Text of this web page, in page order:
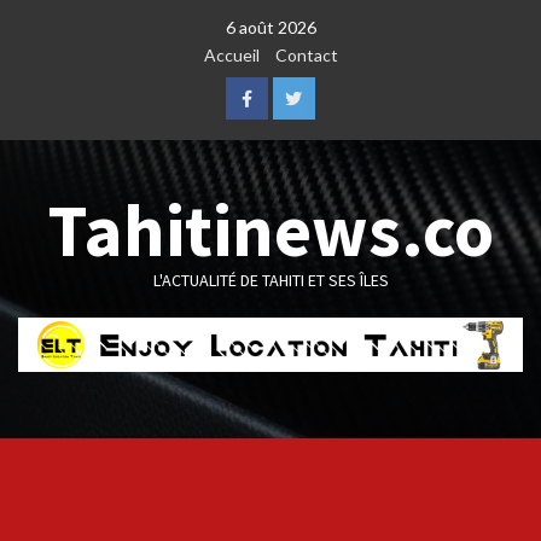
6 août 2026
Accueil
Contact
FacebookTwitter
Tahitinews.co
L'ACTUALITÉ DE TAHITI ET SES ÎLES